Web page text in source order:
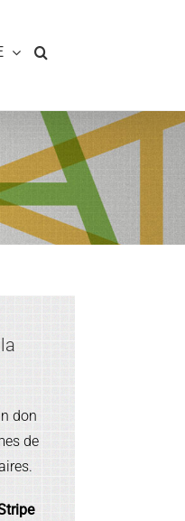
don
de